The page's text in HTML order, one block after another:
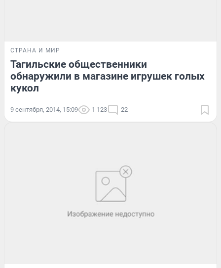
СТРАНА И МИР
Тагильские общественники
обнаружили в магазине игрушек голых
кукол
9 сентября, 2014, 15:09 1 123 22